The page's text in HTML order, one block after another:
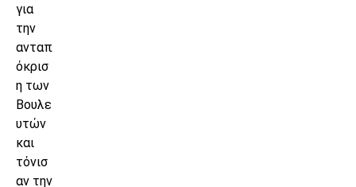
για
την
ανταπ
όκρισ
η των
Βουλε
υτών
και
τόνισ
αν την